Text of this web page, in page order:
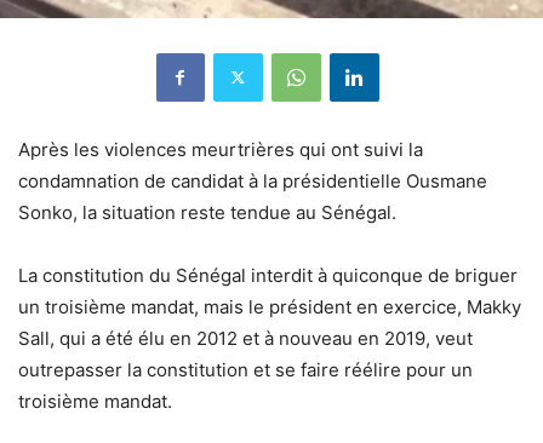
Après les violences meurtrières qui ont suivi la
condamnation de candidat à la présidentielle Ousmane
Sonko, la situation reste tendue au Sénégal.
La constitution du Sénégal interdit à quiconque de briguer
un troisième mandat, mais le président en exercice, Makky
Sall, qui a été élu en 2012 et à nouveau en 2019, veut
outrepasser la constitution et se faire réélire pour un
troisième mandat.